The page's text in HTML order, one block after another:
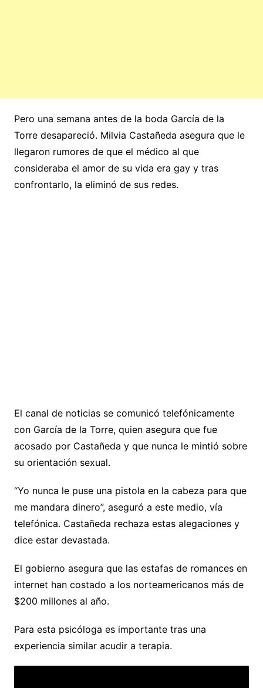
Pero una semana antes de la boda García de la
Torre desapareció. Milvia Castañeda asegura que le
llegaron rumores de que el médico al que
consideraba el amor de su vida era gay y tras
confrontarlo, la eliminó de sus redes.
El canal de noticias se comunicó telefónicamente
con García de la Torre, quien asegura que fue
acosado por Castañeda y que nunca le mintió sobre
su orientación sexual.
“Yo nunca le puse una pistola en la cabeza para que
me mandara dinero”, aseguró a este medio, vía
telefónica. Castañeda rechaza estas alegaciones y
dice estar devastada.
El gobierno asegura que las estafas de romances en
internet han costado a los norteamericanos más de
$200 millones al año.
Para esta psicóloga es importante tras una
experiencia similar acudir a terapia.